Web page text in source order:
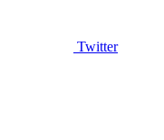
Twitter